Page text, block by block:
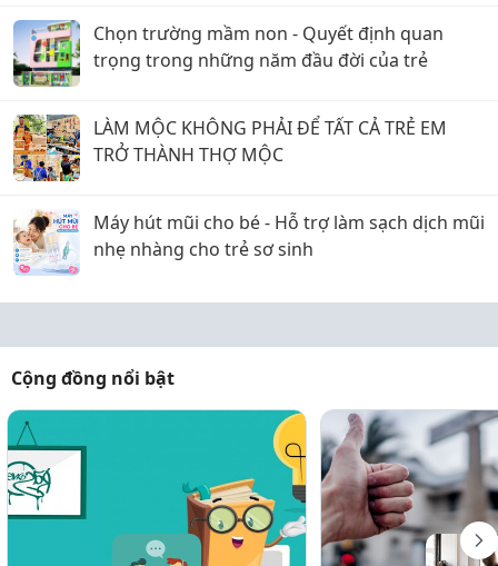
Chọn trường mầm non - Quyết định quan
trọng trong những năm đầu đời của trẻ
LÀM MỘC KHÔNG PHẢI ĐỂ TẤT CẢ TRẺ EM
TRỞ THÀNH THỢ MỘC
Máy hút mũi cho bé - Hỗ trợ làm sạch dịch mũi
nhẹ nhàng cho trẻ sơ sinh
Cộng đồng nổi bật